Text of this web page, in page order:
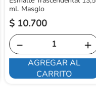
mL Masglo
$ 10.700
＋
－
AGREGAR AL
CARRITO